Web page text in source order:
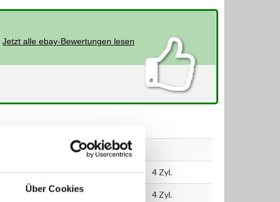
Über Cookies
Jetzt alle ebay-Bewertungen lesen
ccm
200 1855 4 Zyl.
200 4 Zyl.